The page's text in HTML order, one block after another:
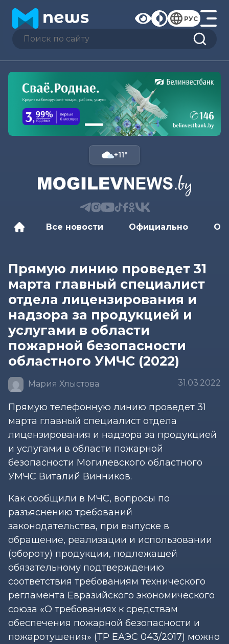
РУС
+11°
Все новости Официально
Прямую линию проведет 31
марта главный специалист
отдела лицензирования и
надзора за продукцией и
услугами в области
пожарной безопасности
областного УМЧС (2022)
Мария Хлыстова 31.03.2022
Прямую телефонную линию проведет 31
марта главный специалист отдела
лицензирования и надзора за продукцией
и услугами в области пожарной
безопасности Могилевского областного
УМЧС Виталий Винников.
Как сообщили в МЧС, вопросы по
разъяснению требований
законодательства, при выпуске в
обращение, реализации и использовании
(обороту) продукции, подлежащей
обязательному подтверждению
соответствия требованиям технического
регламента Евразийского экономического
союза «О требованиях к средствам
обеспечения пожарной безопасности и
пожаротушения» (ТР ЕАЭС 043/2017) можно